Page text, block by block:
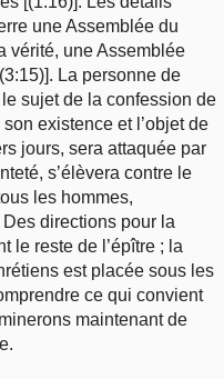
une Assemblée du
vérité, une Assemblée
La personne de
sujet de la confession de
existence et l’objet de
jours, sera attaquée par
s’élèvera contre le
les hommes,
directions pour la
le reste de l’épître ; la
est placée sous les
ce qui convient
maintenant de